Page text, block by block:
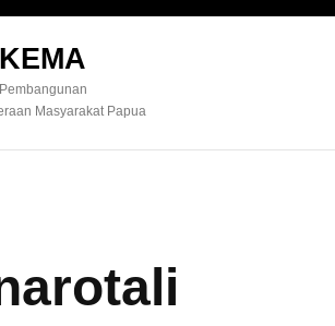
Masyarakat Papua